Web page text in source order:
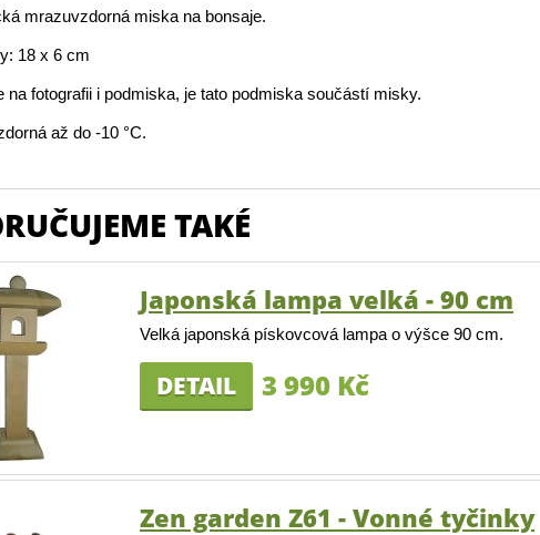
mrazuvzdorná miska na bonsaje.
18 x 6 cm
na fotografii i podmiska, je tato podmiska součástí misky.
až do -10 °C.
TAKÉ
Japonská lampa velká - 90 cm
Velká japonská pískovcová lampa o výšce 90 cm.
DETAIL 3 990 Kč
Zen garden Z61 - Vonné tyčinky